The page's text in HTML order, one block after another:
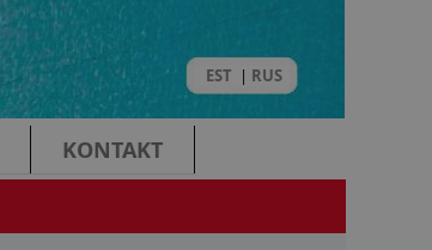
EST | RUS
KONTAKT